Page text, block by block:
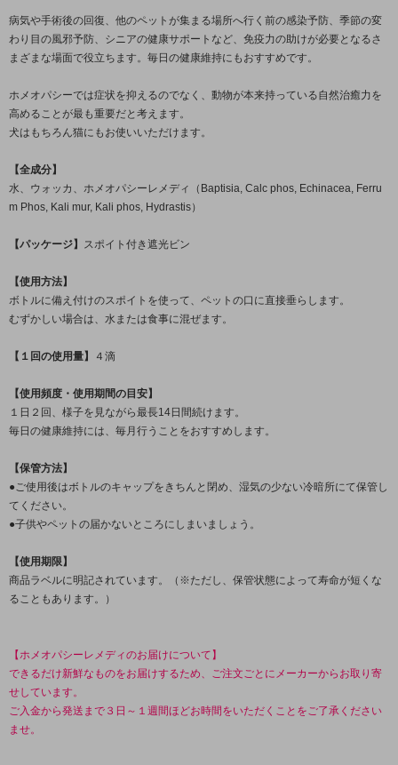
病気や手術後の回復、他のペットが集まる場所へ行く前の感染予防、季節の変
わり目の風邪予防、シニアの健康サポートなど、免疫力の助けが必要となるさ
まざまな場面で役立ちます。毎日の健康維持にもおすすめです。
ホメオパシーでは症状を抑えるのでなく、動物が本来持っている自然治癒力を
高めることが最も重要だと考えます。
犬はもちろん猫にもお使いいただけます。
【全成分】
水、ウォッカ、ホメオパシーレメディ（Baptisia, Calc phos, Echinacea, Ferru
m Phos, Kali mur, Kali phos, Hydrastis）
【パッケージ】 スポイト付き遮光ビン
【使用方法】
ボトルに備え付けのスポイトを使って、ペットの口に直接垂らします。
むずかしい場合は、水または食事に混ぜます。
【１回の使用量】 ４滴
【使用頻度・使用期間の目安】
１日２回、様子を見ながら最長14日間続けます。
毎日の健康維持には、毎月行うことをおすすめします。
【保管方法】
●ご使用後はボトルのキャップをきちんと閉め、湿気の少ない冷暗所にて保管し
てください。
●子供やペットの届かないところにしまいましょう。
【使用期限】
商品ラベルに明記されています。（※ただし、保管状態によって寿命が短くな
ることもあります。）
【ホメオパシーレメディのお届けについて】
できるだけ新鮮なものをお届けするため、ご注文ごとにメーカーからお取り寄
せしています。
ご入金から発送まで３日～１週間ほどお時間をいただくことをご了承ください
ませ。